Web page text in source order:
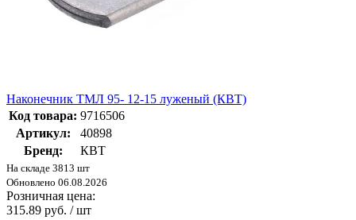
Наконечник ТМЛ 95- 12-15 луженый (КВТ)
Код товара: 9716506
Артикул:
40898
Бренд:
КВТ
На складе 3813 шт
Обновлено 06.08.2026
Розничная цена:
315.89 руб. / шт